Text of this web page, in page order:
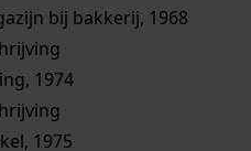
bij bakkerij, 1968
1974
1975